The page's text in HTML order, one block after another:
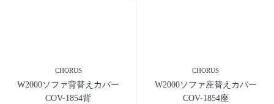
CHORUS
W2000ソファ背替えカバー
COV-1854背
CHORUS
W2000ソファ座替えカバー
COV-1854座